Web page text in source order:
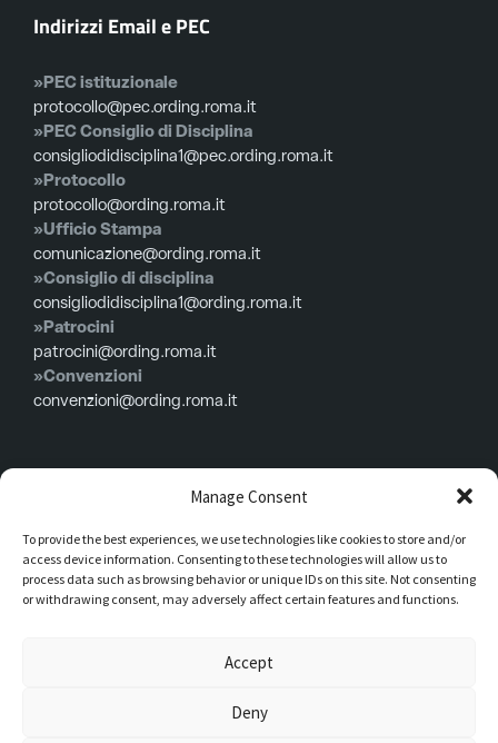
Manage Consent
To provide the best experiences, we use technologies like cookies to store and/or
access device information. Consenting to these technologies will allow us to
process data such as browsing behavior or unique IDs on this site. Not consenting
or withdrawing consent, may adversely affect certain features and functions.
Accept
Deny
Indirizzi Email e PEC
»PEC istituzionale
protocollo@pec.ording.roma.it
»PEC Consiglio di Disciplina
consigliodidisciplina1@pec.ording.roma.it
»Protocollo
protocollo@ording.roma.it
»Ufficio Stampa
comunicazione@ording.roma.it
»Consiglio di disciplina
consigliodidisciplina1@ording.roma.it
»Patrocini
patrocini@ording.roma.it
»Convenzioni
convenzioni@ording.roma.it
Menù
Privacy policy
Cookie policy
Consiglio in carica